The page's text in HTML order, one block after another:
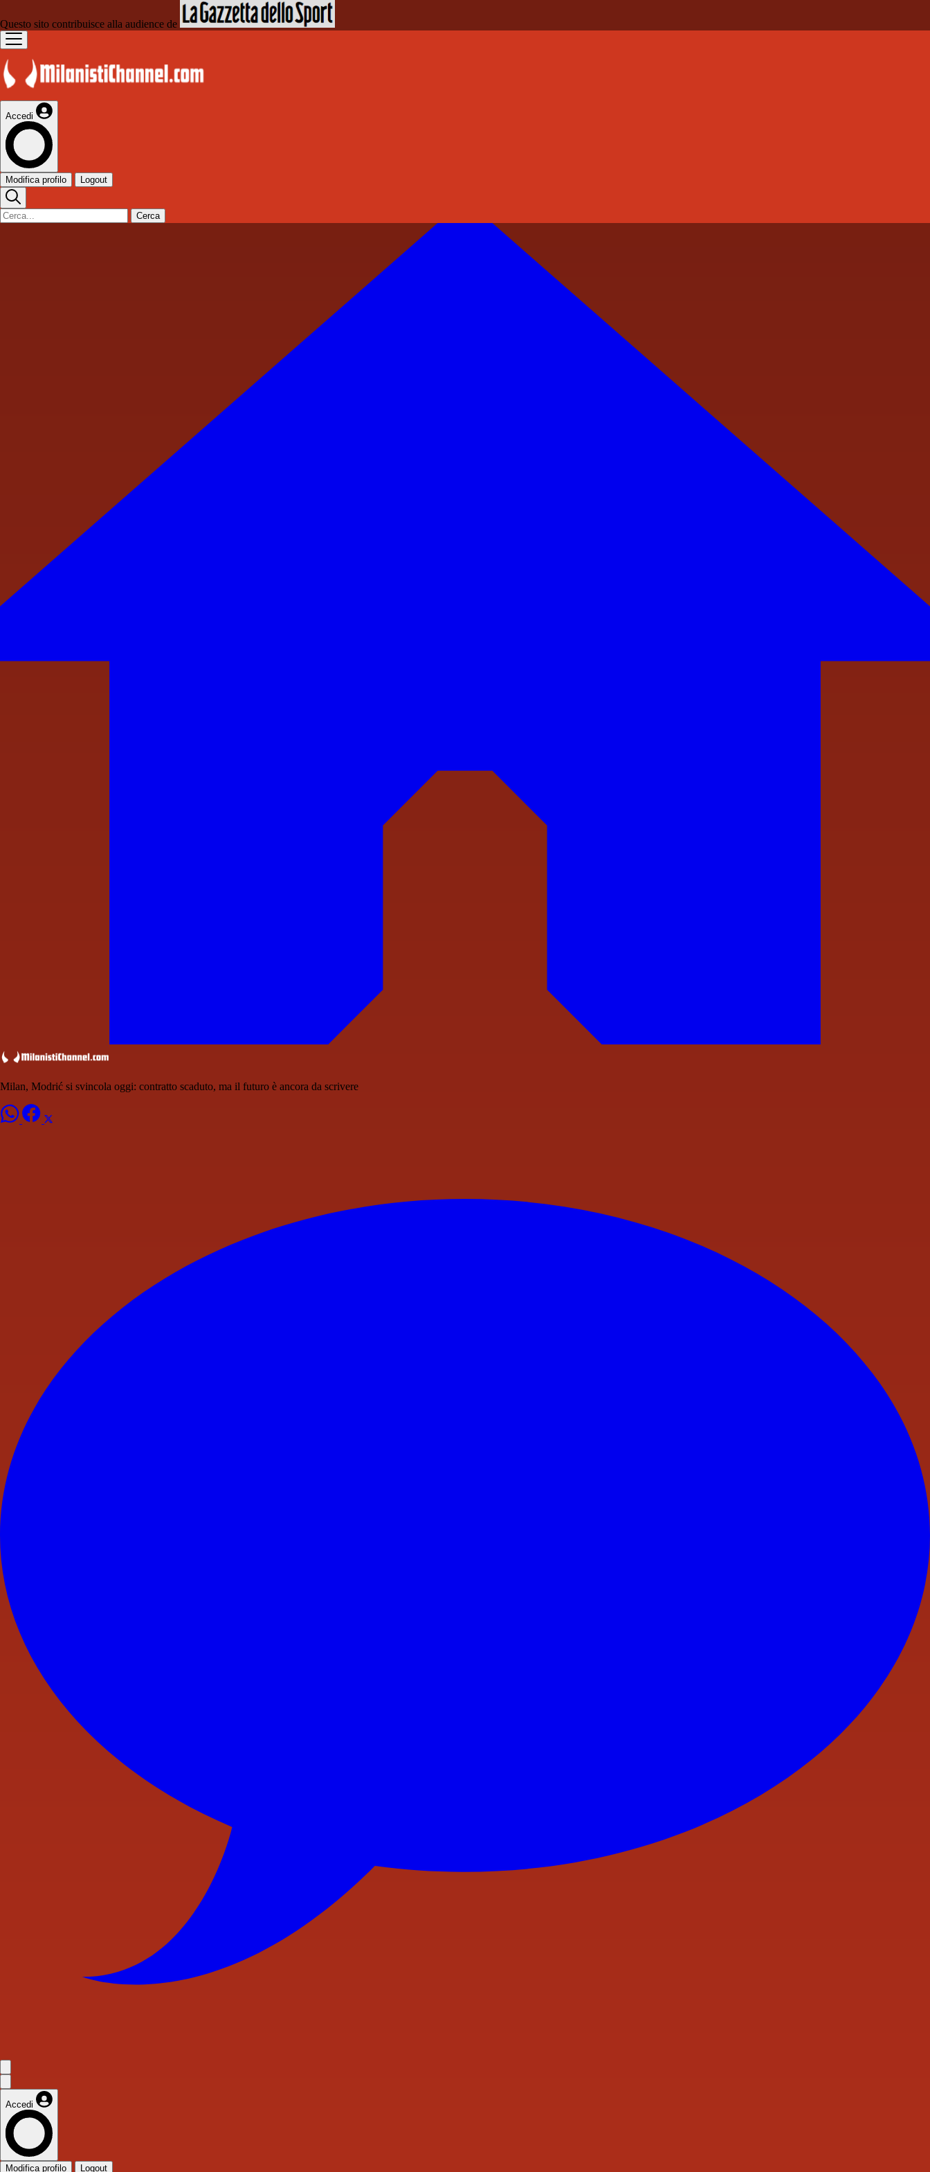
Questo sito contribuisce alla audience de
Accedi
Modifica profilo Logout
Cerca
Milan, Modrić si svincola oggi: contratto scaduto, ma il futuro è ancora da scrivere
Accedi
Modifica profilo Logout